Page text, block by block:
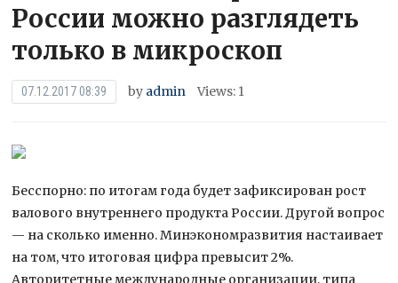
России можно разглядеть
только в микроскоп
07.12.2017 08:39 by admin Views: 1
Бесспорно: по итогам года будет зафиксирован рост
валового внутреннего продукта России. Другой вопрос
— на сколько именно. Минэкономразвития настаивает
на том, что итоговая цифра превысит 2%.
Авторитетные международные организации, типа